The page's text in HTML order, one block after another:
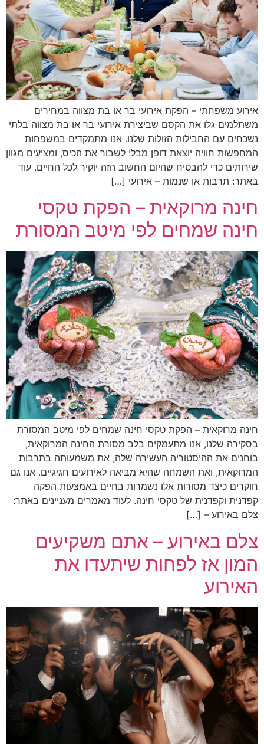
אירוע משפחתי – הפקת אירועי בר או בת מצווה במחירים
משתלמים גלו את הקסם שביצירת אירועי בר או בת מצווה בלתי
נשכחים עם החבילות הזולות שלנו. אנו מתמקדים במשפחות
המחפשות חוויה יוצאת דופן מבלי לשבור את הכיס, ומציעים מגוון
שירותים כדי להבטיח שהיום החשוב הזה יוקיר לכל החיים. עוד
באתר: תרבות או שנמות – אירועי […]
חינה מרוקאית – הפקת טקסי
חינה שמחים לפי מיטב המסורת
חינה מרוקאית – הפקת טקסי חינה שמחים לפי מיטב המסורת
בסקירה שלנו, אנו מתעמקים בלב מסורת החינה המרוקאית,
בוחנים את ההיסטוריה העשירה שלה, את משמעותה בתרבות
המרוקאית, ואת השמחה שהיא מביאה לאירועים חגיגיים. אנו גם
חוקרים כיצד מסורות אלו נשמרות בחיים באמצעות הפקה
קפדנית וקפדנית של טקסי חינה. לעוד מאמרים מעניינים באתר:
צלם באירוע – […]
צלם באירוע – אתם משקיעים
המון אז לפחות שיתעדו את
האירוע